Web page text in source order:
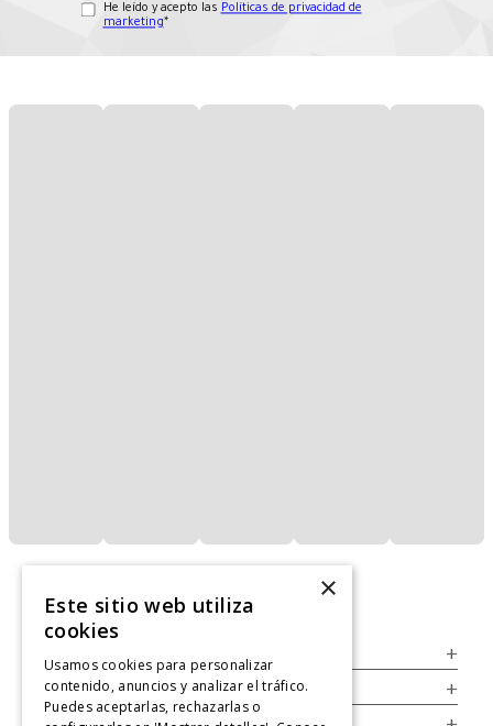
He leído y acepto las Políticas de privacidad de
marketing*
+
Legal +
×
Este sitio web utiliza
cookies
Usamos cookies para personalizar
contenido, anuncios y analizar el tráfico.
Puedes aceptarlas, rechazarlas o